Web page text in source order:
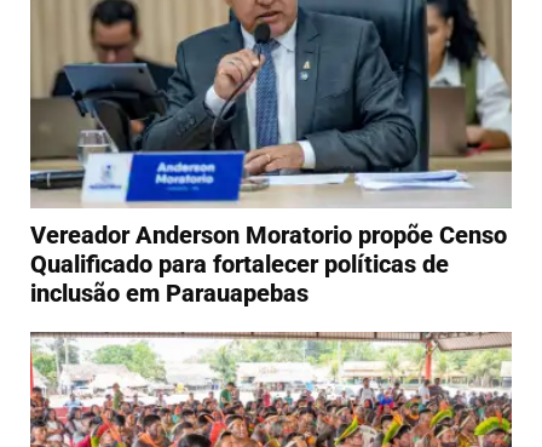
Vereador Anderson Moratorio propõe Censo
Qualificado para fortalecer políticas de
inclusão em Parauapebas